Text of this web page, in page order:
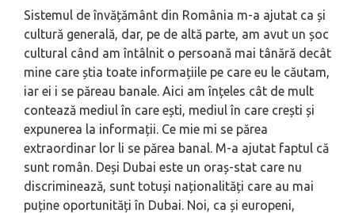
Sistemul de învățământ din România m-a ajutat ca și
cultură generală, dar, pe de altă parte, am avut un șoc
cultural când am întâlnit o persoană mai tânără decât
mine care știa toate informațiile pe care eu le căutam,
iar ei i se păreau banale. Aici am înțeles cât de mult
contează mediul în care ești, mediul în care crești și
expunerea la informații. Ce mie mi se părea
extraordinar lor li se părea banal. M-a ajutat faptul că
sunt român. Deși Dubai este un oraș-stat care nu
discriminează, sunt totuși naționalități care au mai
puține oportunități în Dubai. Noi, ca și europeni,